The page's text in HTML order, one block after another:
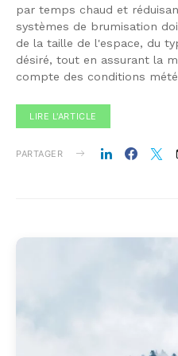
par temps chaud et
systèmes de brumisation
de la taille de l'espace, du
désiré, tout en assurant la
compte des conditions
LIRE L'ARTICLE
PARTAGER